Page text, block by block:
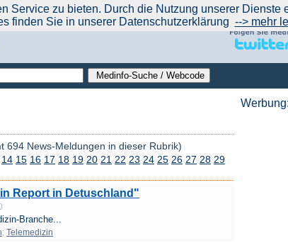
| werben auf Medinfo|Anbieter hinzufügen (Gratis!)|über
694 News-Meldungen in dieser Rubrik)
14 15 16 17 18 19 20 21 22 23 24 25 26 27 28 29
Report in Detuschland"
Branche...
; Telemedizin
Werbung:
Service zu bieten. Durch die Nutzung unserer
finden Sie in unserer Datenschutzerklärung --> mehr